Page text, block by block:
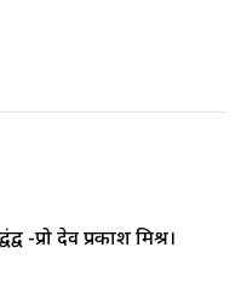
-प्रो देव प्रकाश मिश्र।